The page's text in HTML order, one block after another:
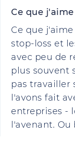
Ce que
Ce que
stop-loss et
avec peu de
plus souvent
pas travailler
l'avons fait
entreprises -
l'avenant. Ou